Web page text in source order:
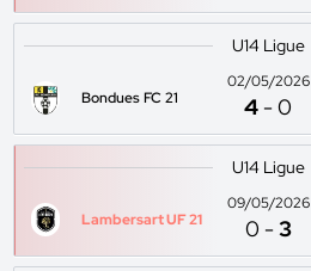
U14 Ligue
Bondues FC 21
02/05/2026
4 -0
U14 Ligue
Lambersart UF 21
09/05/2026
0 -3